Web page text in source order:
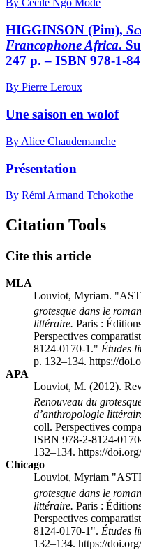
By Cécile Ngo Mode
HIGGINSON (Pim),
Francophone Africa.
247 p. – ISBN 978-1-
By Pierre Leroux
Une saison en wolof
By Alice Chaudemanche
Présentation
By Rémi Armand Tchokothe
Citation Tools
Cite this article
MLA
Louviot, Myriam. "
grotesque dans le
littéraire. Paris :
Perspectives
8124-0170-1 ." Études
p. 132–134. https://
APA
Louviot, M. (2012).
Renouveau du
d’anthropologie
coll. Perspectives
ISBN 978-2-8124-
132–134. https://
Chicago
Louviot, Myriam "
grotesque dans le
littéraire. Paris :
Perspectives
8124-0170-1 ". Études
132–134. https://